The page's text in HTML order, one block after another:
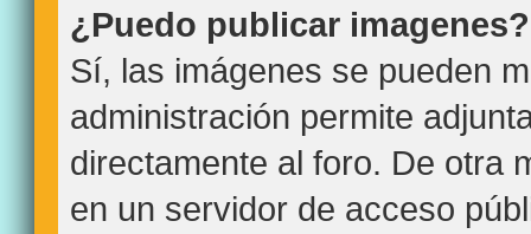
¿Puedo publicar imagenes?
Sí, las imágenes se pueden
administración permite
directamente al foro. De otra
en un servidor de acceso